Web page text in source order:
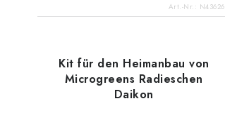
Art.-Nr.: N43626
Kit für den Heimanbau von
Microgreens Radieschen
Daikon